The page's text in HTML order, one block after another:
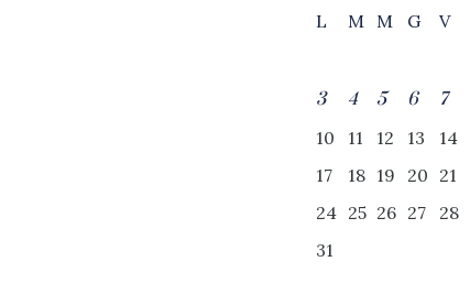
L
M M G V
3
4 5 6 7
10
11 12 13 14
17
18 19 20 21
24 25 26 27 28
31